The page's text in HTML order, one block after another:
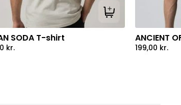
Tilføj til kurv
SODA T-shirt
kr.
ANCIENT
199,00 kr.